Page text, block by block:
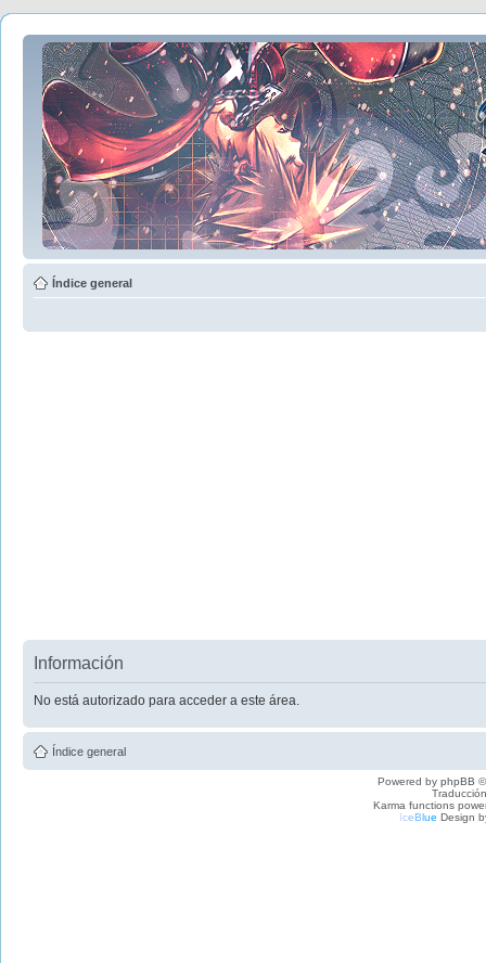
Índice general
Información
No está autorizado para acceder a este área.
Índice general
Powered by phpBB
Karma functions
IceBlue Design